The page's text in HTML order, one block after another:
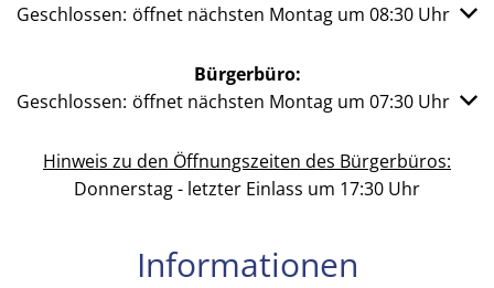
Klicken, um weitere Öffnungs- oder Schließzeiten
Geschlossen: öffnet nächsten Montag um 08:30 Uhr
Bürgerbüro:
Klicken, um weitere Öffnungs- oder Schließzeiten
Geschlossen: öffnet nächsten Montag um 07:30 Uhr
Hinweis zu den Öffnungszeiten des Bürgerbüros:
Donnerstag - letzter Einlass um 17:30 Uhr
Informationen